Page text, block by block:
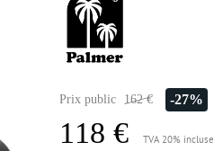
Prix public 162 € -27%
118 € TVA 20% incluse